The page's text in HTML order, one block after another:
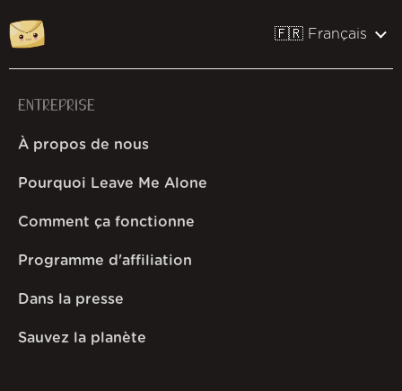
🇫🇷 Français
ENTREPRISE
À propos de nous
Pourquoi Leave Me Alone
Comment ça fonctionne
Programme d'affiliation
Dans la presse
Sauvez la planète